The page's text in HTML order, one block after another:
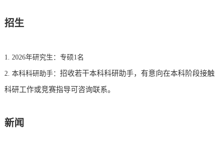
招生
1. 2026年研究生：专硕1名
2. 本科科研助手： 招收若干本科科研助手，有意向在本科阶段接触
科研工作或竞赛指导可咨询联系。
新闻